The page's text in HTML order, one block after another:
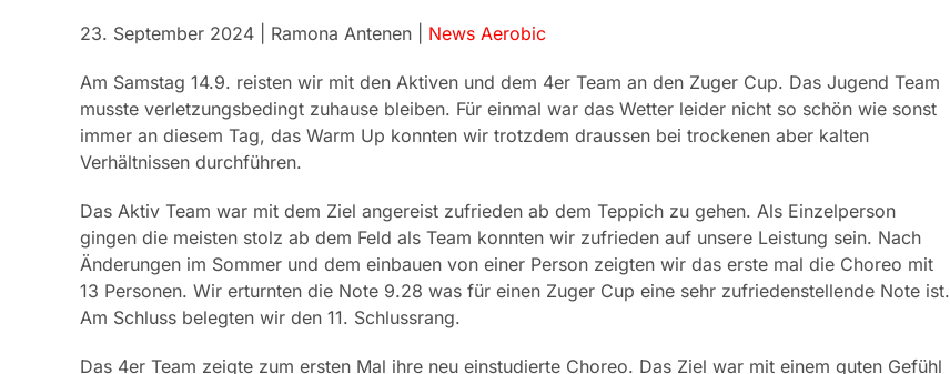
23. September 2024 | Ramona Antenen | News Aerobic
Am Samstag 14.9. reisten wir mit den Aktiven und dem 4er Team an den Zuger Cup. Das Jugend Team
musste verletzungsbedingt zuhause bleiben. Für einmal war das Wetter leider nicht so schön wie sonst
immer an diesem Tag, das Warm Up konnten wir trotzdem draussen bei trockenen aber kalten
Verhältnissen durchführen.
Das Aktiv Team war mit dem Ziel angereist zufrieden ab dem Teppich zu gehen. Als Einzelperson
gingen die meisten stolz ab dem Feld als Team konnten wir zufrieden auf unsere Leistung sein. Nach
Änderungen im Sommer und dem einbauen von einer Person zeigten wir das erste mal die Choreo mit
13 Personen. Wir erturnten die Note 9.28 was für einen Zuger Cup eine sehr zufriedenstellende Note ist.
Am Schluss belegten wir den 11. Schlussrang.
Das 4er Team zeigte zum ersten Mal ihre neu einstudierte Choreo. Das Ziel war mit einem guten Gefühl